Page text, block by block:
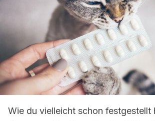
Wie du vielleicht schon festgestellt